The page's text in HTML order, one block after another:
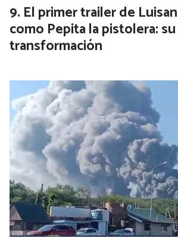
El primer trailer de
como Pepita la pistolera:
transformación